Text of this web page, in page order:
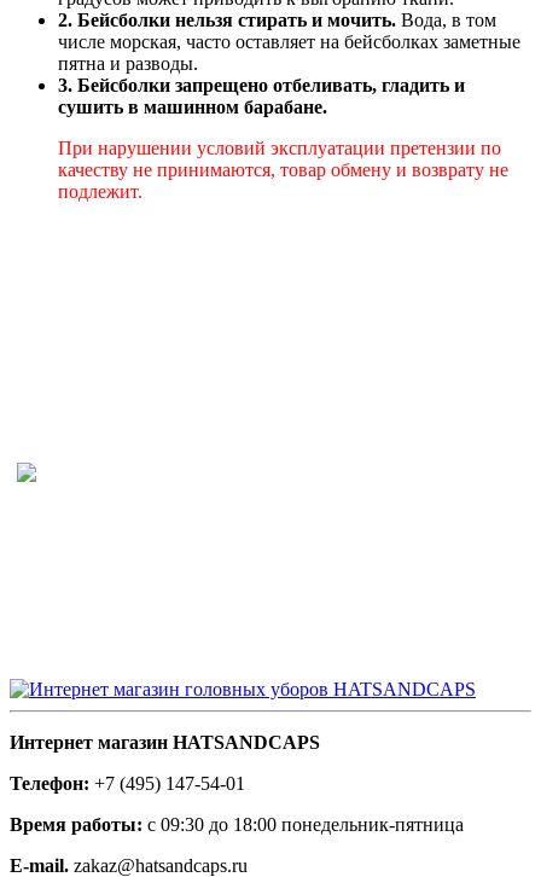
2. Бейсболки нельзя стирать и мочить. Вода, в том
числе морская, часто оставляет на бейсболках заметные
пятна и разводы.
3. Бейсболки запрещено отбеливать, гладить и
сушить в машинном барабане.
При нарушении условий эксплуатации претензии по
качеству не принимаются, товар обмену и возврату не
подлежит.
Интернет магазин HATSANDCAPS
Телефон: +7 (495) 147-54-01
Время работы: с 09:30 до 18:00 понедельник-пятница
E-mail. zakaz@hatsandcaps.ru